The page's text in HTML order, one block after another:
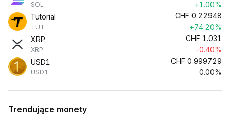
SOL
+1.00%
Tutorial
TUT
CHF 0.22948
+74.20%
XRP
XRP
CHF 1.031
-0.40%
USD1
USD1
CHF 0.999729
0.00%
Trendujące monety